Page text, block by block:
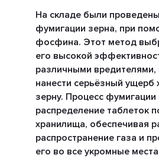
На складе были
фумигации зерна, при
фосфина. Этот метод
его высокой
различными вредителями,
нанести серьёзный ущерб
зерну. Процесс
распределение таблеток
хранилища, обеспечивая
распространение газа и
его во все укромные